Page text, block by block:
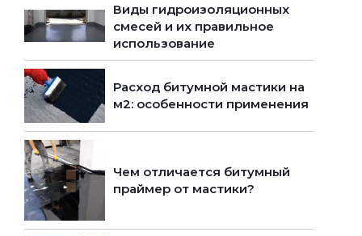
Виды гидроизоляционных
смесей и их правильное
использование
Расход битумной мастики на
м2: особенности применения
Чем отличается битумный
праймер от мастики?